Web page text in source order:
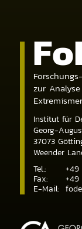
Fo
zur
Institut für
Georg-
37073
Weender
Tel.:
+49
Fax:
+49
E-Mail: